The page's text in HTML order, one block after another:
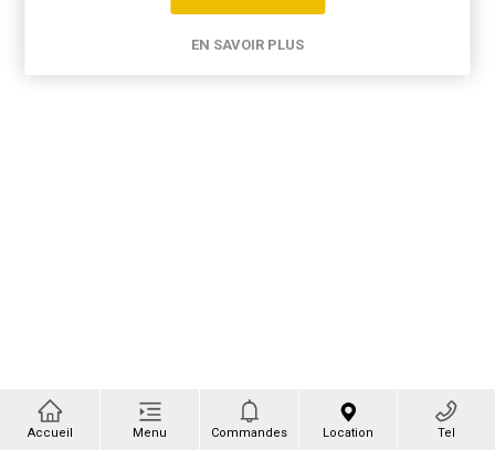
Accueil Menu Commandes Location Tel
EN SAVOIR PLUS